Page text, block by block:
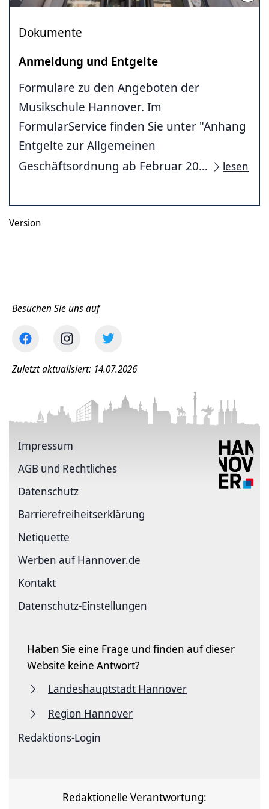
Dokumente
Anmeldung und Entgelte
Formulare zu den Angeboten der
Musikschule Hannover. Im
FormularService finden Sie unter "Anhang
Entgelte zur Allgemeinen
Geschäftsordnung ab Februar 20...
lesen
Version
Besuchen Sie uns auf
Zuletzt aktualisiert: 14.07.2026
Impressum
AGB und Rechtliches
Datenschutz
Barriere­freiheits­erklärung
Netiquette
Werben auf Hannover.de
Kontakt
Datenschutz-Einstellungen
Haben Sie eine Frage und finden auf dieser
Website keine Antwort?
Landeshauptstadt Hannover
Region Hannover
Redaktions-Login
Redaktionelle Verantwortung: